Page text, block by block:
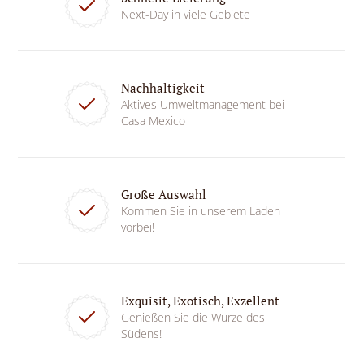
Next-Day in viele Gebiete
Nachhaltigkeit
Aktives Umweltmanagement bei
Casa Mexico
Große Auswahl
Kommen Sie in unserem Laden
vorbei!
Exquisit, Exotisch, Exzellent
Genießen Sie die Würze des
Südens!